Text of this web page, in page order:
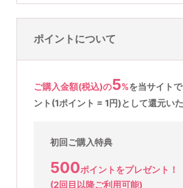
ポイントについて
ご購入金額(税込)の5%を当サイト
ント(1ポイント = 1円)として還元いた
初回ご購入特典
500ポイントをプレゼント！
(2回目以降ご利用可能)